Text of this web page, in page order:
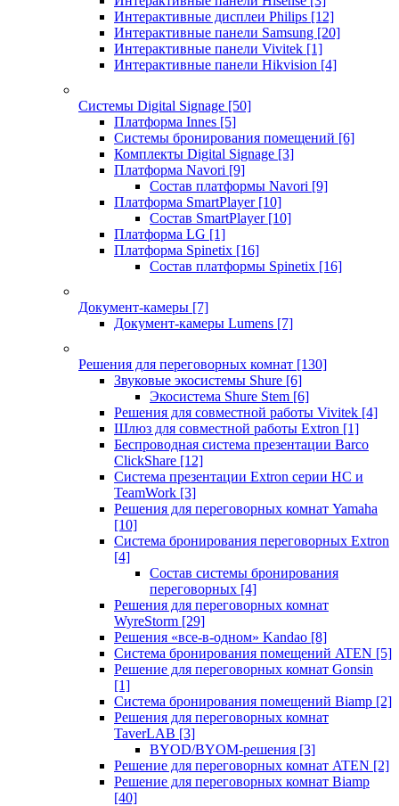
Интерактивные дисплеи Philips [12]
Интерактивные панели Samsung [20]
Интерактивные панели Vivitek [1]
Интерактивные панели Hikvision [4]
Системы Digital Signage [50]
Платформа Innes [5]
Системы бронирования помещений [6]
Комплекты Digital Signage [3]
Платформа Navori [9]
Состав платформы Navori [9]
Платформа SmartPlayer [10]
Состав SmartPlayer [10]
Платформа LG [1]
Платформа Spinetix [16]
Состав платформы Spinetix [16]
Документ-камеры [7]
Документ-камеры Lumens [7]
Решения для переговорных комнат [130]
Звуковые экосистемы Shure [6]
Экосистема Shure Stem [6]
Решения для совместной работы Vivitek [4]
Шлюз для совместной работы Extron [1]
Беспроводная система презентации Barco
ClickShare [12]
Система презентации Extron серии HC и
TeamWork [3]
Решения для переговорных комнат Yamaha
[10]
Система бронирования переговорных Extron
[4]
Состав системы бронирования
переговорных [4]
Решения для переговорных комнат
WyreStorm [29]
Решения «все-в-одном» Kandao [8]
Система бронирования помещений ATEN [5]
Решение для переговорных комнат Gonsin
[1]
Система бронирования помещений Biamp [2]
Решения для переговорных комнат
TaverLAB [3]
BYOD/BYOM-решения [3]
Решение для переговорных комнат ATEN [2]
Решение для переговорных комнат Biamp
[40]